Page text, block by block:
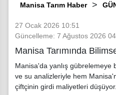
Manisa Tarım Haber
27 Ocak 2026 10:51
Güncelleme: 7 Ağustos 2026
Manisa Tarımında
Manisa'da yanlış gübrelemeye
ve su analizleriyle hem
çiftçinin girdi maliyetleri düşüyor.